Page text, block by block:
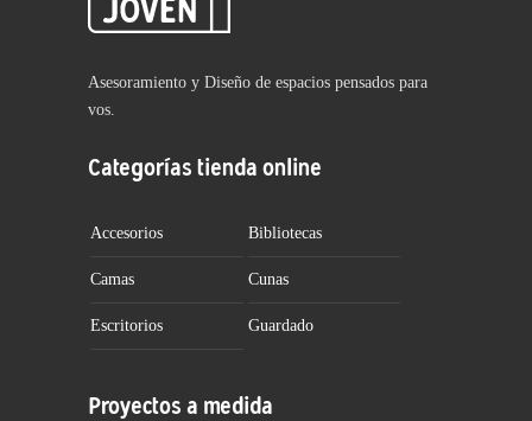
Asesoramiento y Diseño de espacios pensados para
vos.
Categorías tienda online
Accesorios Bibliotecas
Camas Cunas
Escritorios Guardado
Proyectos a medida